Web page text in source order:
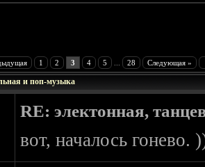
1 2 3 4 5 28 Следующая »
и поп-музыка
RE: электонная,
вот, началось гонево.